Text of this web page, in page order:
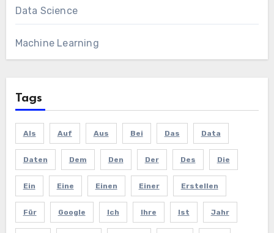
Data Science
Machine Learning
Tags
Als Auf Aus Bei Das Data
Daten Dem Den Der Des Die
Ein Eine Einen Einer Erstellen
Für Google Ich Ihre Ist Jahr